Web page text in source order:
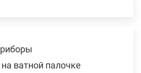
ватной палочке